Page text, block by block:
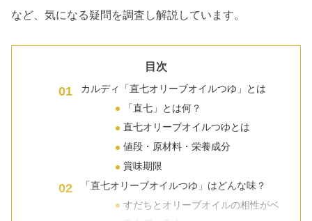
など、気になる疑問を調査し解説しています。
目次
カルディ「直七オリーブオイルつゆ」とは
「直七」とは何？
直七オリーブオイルつゆとは
値段・原材料・栄養成分
賞味期限
「直七オリーブオイルつゆ」はどんな味？
すだちとオリーブオイルの相性がベ